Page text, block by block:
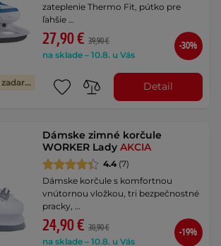
Výmena veľkosti zadarmo
zateplenie Thermo Fit, pútko pre
ľahšie …
27,90 € 39,90 €
na sklade – 10.8. u Vás
-30%
Detail
Dámske zimné korčule
WORKER LadyAKCIA
4.4 (7)
Dámske korčule s komfortnou
vnútornou vložkou, tri bezpečnostné
pracky, …
24,90 € 30,90 €
na sklade – 10.8. u Vás
-19%